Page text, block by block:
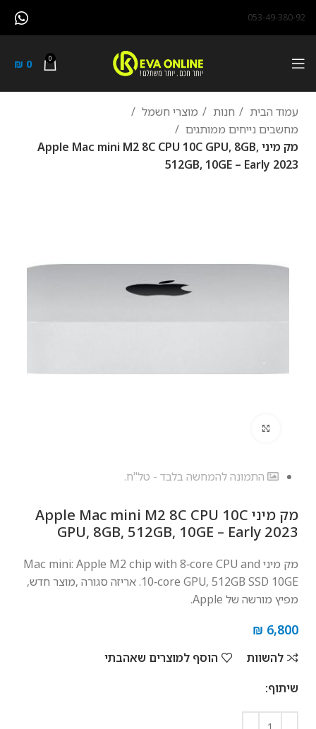
053-49-380-92
0
₪ 0
עמוד הבית חנות
מוצרי חשמל
מחשבים נייחים ממותגים
מק מיני Apple Mac mini M2 8C CPU 10C GPU, 8GB,
512GB, 10GE – Early 2023
התמונה להמחשה בלבד - טל"ח.
מק מיני Apple Mac mini M2 8C CPU 10C
GPU, 8GB, 512GB, 10GE – Early 2023
מק מיני Mac mini: Apple M2 chip with 8‑core CPU and
10‑core GPU, 512GB SSD 10GE. אריזה סגורה ,מוצר חדש,
מפיץ מורשה של Apple.
₪ 6,800
להשוות
הוסף למוצרים שאהבתי
שיתוף: